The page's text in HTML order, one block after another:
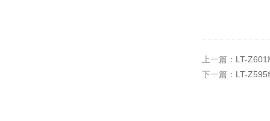
上一篇： LT-
下一篇： LT-